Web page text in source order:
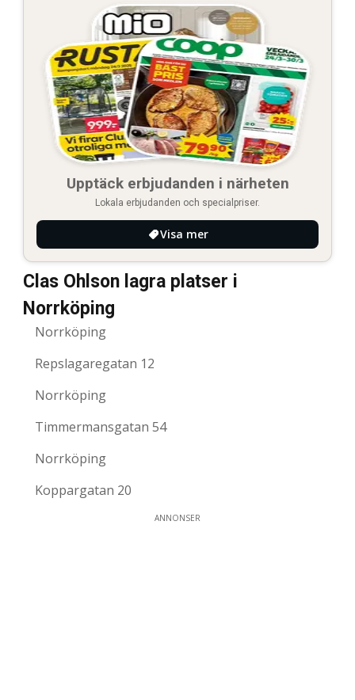
Upptäck erbjudanden i närheten
Lokala erbjudanden och specialpriser.
Visa mer
Clas Ohlson lagra platser i
Norrköping
Norrköping
Repslagaregatan 12
Norrköping
Timmermansgatan 54
Norrköping
Koppargatan 20
ANNONSER